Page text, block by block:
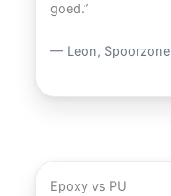
goed.”
— Leon, Spoorzone
Epoxy vs PU